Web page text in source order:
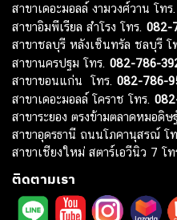
สาขาเดอะมอลล์ งามวงศ์วาน โทร.
สาขาอิมพีเรียล สำโรง โทร. 082-
สาขาชลบุรี หลังเซ็นทรัล ชลบุรี โ
สาขานครปฐม โทร. 082-786-
สาขาขอนแก่น โทร. 082-786-
สาขาเดอะมอลล์ โคราช โทร.
สาขาระยอง ตรงข้ามตลาดหมอดิษ
สาขาอุดรธานี ถนนโภคานุสรณ์ โท
สาขาเชียงใหม่ สตาร์เอวีนิว 7 โท
ติดตามเรา